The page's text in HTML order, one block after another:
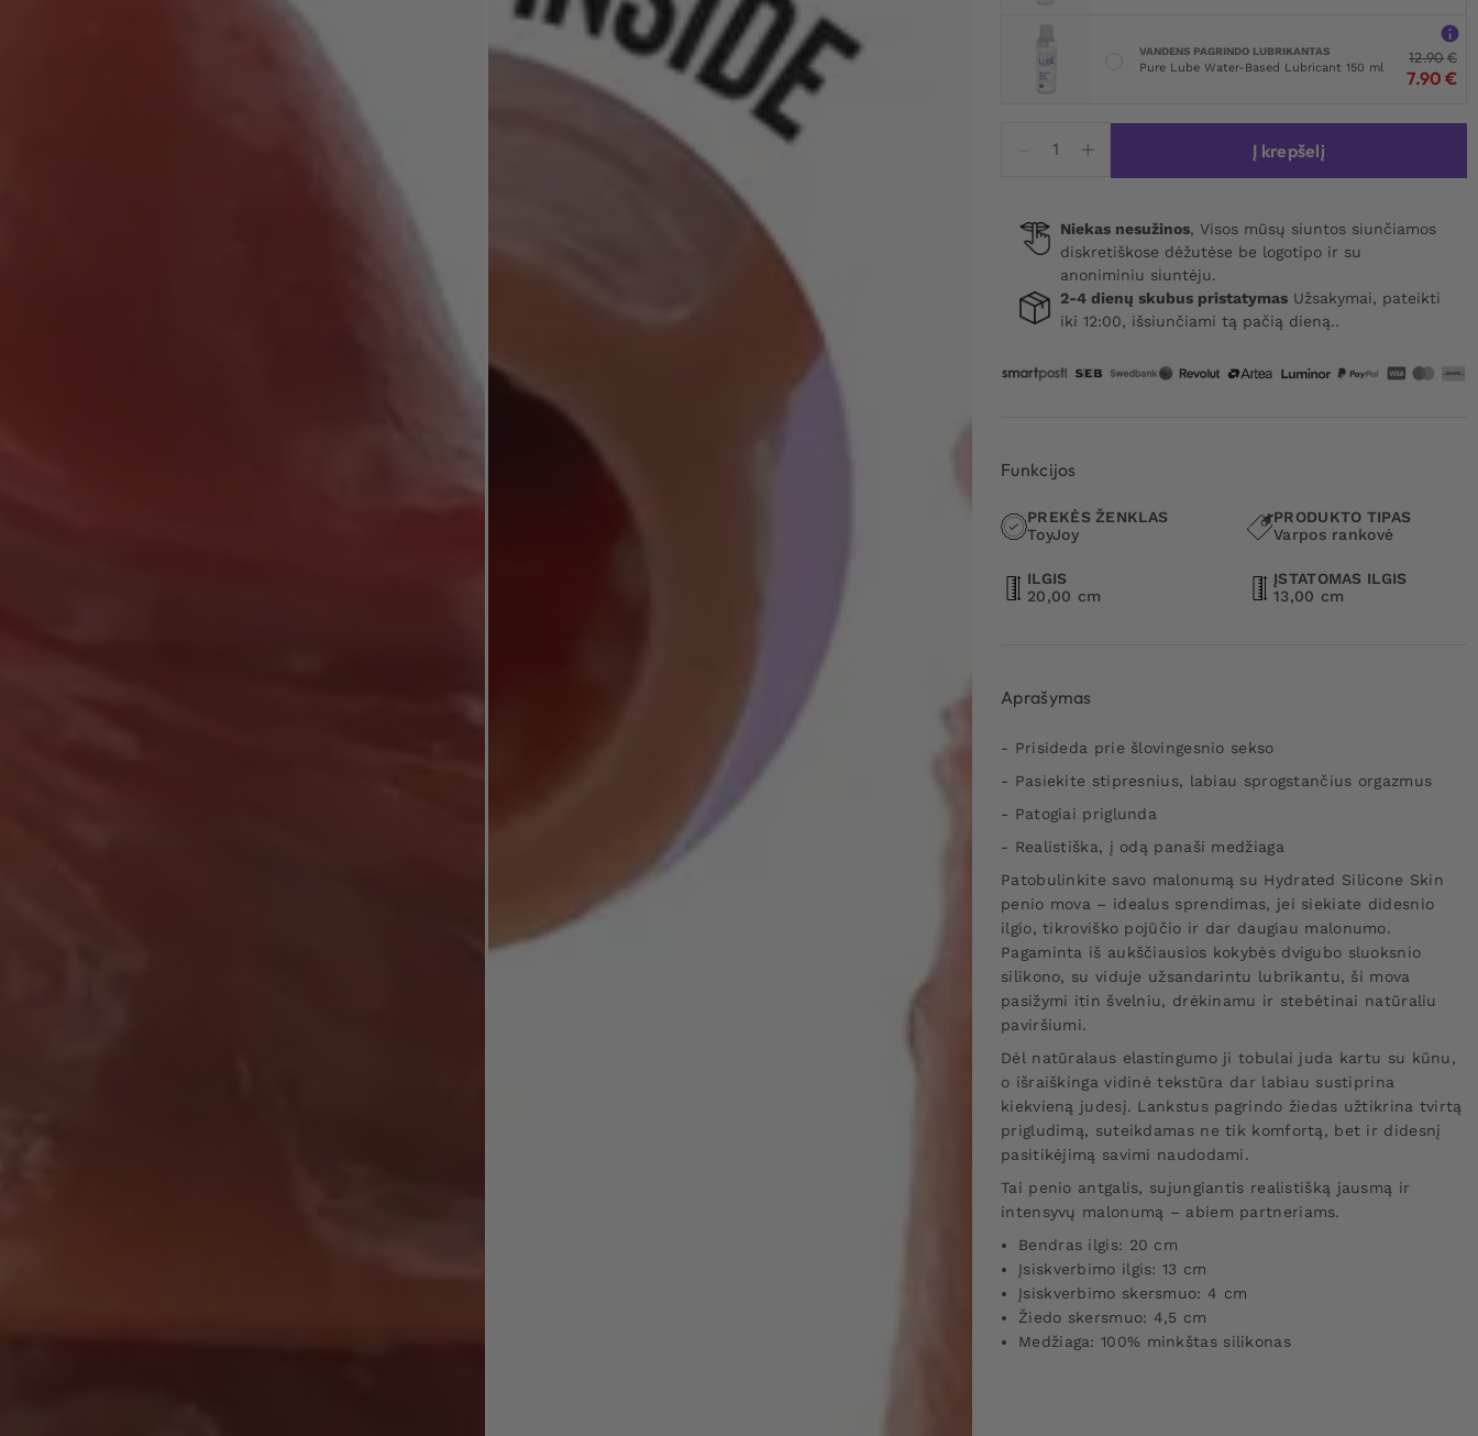
VANDENS PAGRINDO LUBRIKANTAS
Pure Lube Water-Based Lubricant 150 ml
12.90€
7.90 €
kiekis:
Skin
Penis
Sleeve
20
Į krepšelį
Niekas nesužinos, Visos mūsų siuntos siunčiamos
diskretiškose dėžutėse be logotipo ir su
anoniminiu siuntėju.
2-4 dienų skubus pristatymas Užsakymai, pateikti
iki 12:00, išsiunčiami tą pačią dieną..
Funkcijos
PREKĖS ŽENKLAS
ToyJoy
PRODUKTO TIPAS
Varpos rankovė
ILGIS
20,00 cm
ĮSTATOMAS ILGIS
13,00 cm
Aprašymas
- Prisideda prie šlovingesnio sekso
- Pasiekite stipresnius, labiau sprogstančius orgazmus
- Patogiai priglunda
- Realistiška, į odą panaši medžiaga
Patobulinkite savo malonumą su Hydrated Silicone Skin
penio mova – idealus sprendimas, jei siekiate didesnio
ilgio, tikroviško pojūčio ir dar daugiau malonumo.
Pagaminta iš aukščiausios kokybės dvigubo sluoksnio
silikono, su viduje užsandarintu lubrikantu, ši mova
pasižymi itin švelniu, drėkinamu ir stebėtinai natūraliu
paviršiumi.
Dėl natūralaus elastingumo ji tobulai juda kartu su kūnu,
o išraiškinga vidinė tekstūra dar labiau sustiprina
kiekvieną judesį. Lankstus pagrindo žiedas užtikrina tvirtą
prigludimą, suteikdamas ne tik komfortą, bet ir didesnį
pasitikėjimą savimi naudodami.
Tai penio antgalis, sujungiantis realistišką jausmą ir
intensyvų malonumą – abiem partneriams.
Bendras ilgis: 20 cm
Įsiskverbimo ilgis: 13 cm
Įsiskverbimo skersmuo: 4 cm
Žiedo skersmuo: 4,5 cm
Medžiaga: 100% minkštas silikonas